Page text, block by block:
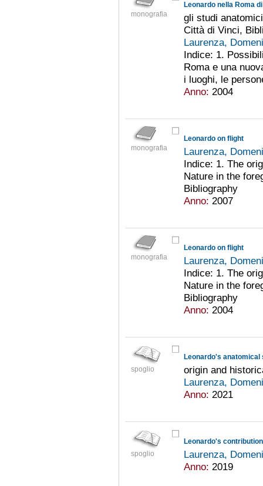
monografia
Leonardo nella Roma
gli studi
Città di Vinci,
Laurenza,
Indice: 1.
Roma e una
i luoghi, le
Anno: 2004
monografia
Leonardo on flight
Laurenza,
Indice: 1. The
Nature in the
Bibliography
Anno: 2007
monografia
Leonardo on flight
Laurenza,
Indice: 1. The
Nature in the
Bibliography
Anno: 2004
spoglio
Leonardo's
origin and
Laurenza,
Anno: 2021
spoglio
Leonardo's
Laurenza,
Anno: 2019